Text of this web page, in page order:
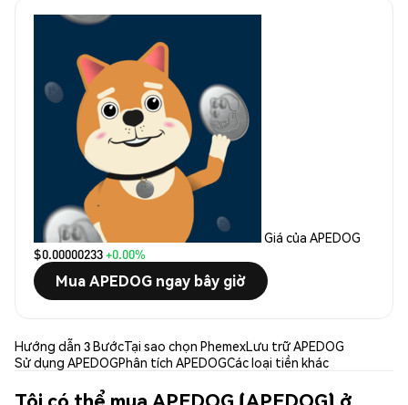
Giá của APEDOG
$0.00000233+0.00%
Mua APEDOG ngay bây giờ
Hướng dẫn 3 BướcTại sao chọn PhemexLưu trữ APEDOG
Sử dụng APEDOGPhân tích APEDOGCác loại tiền khác
Tôi có thể mua APEDOG (APEDOG) ở